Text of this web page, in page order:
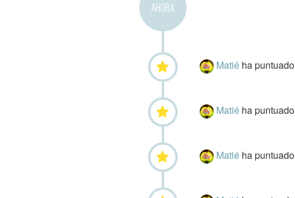
AHORA
Matié ha puntuado
Matié ha puntuado
Matié ha puntuado